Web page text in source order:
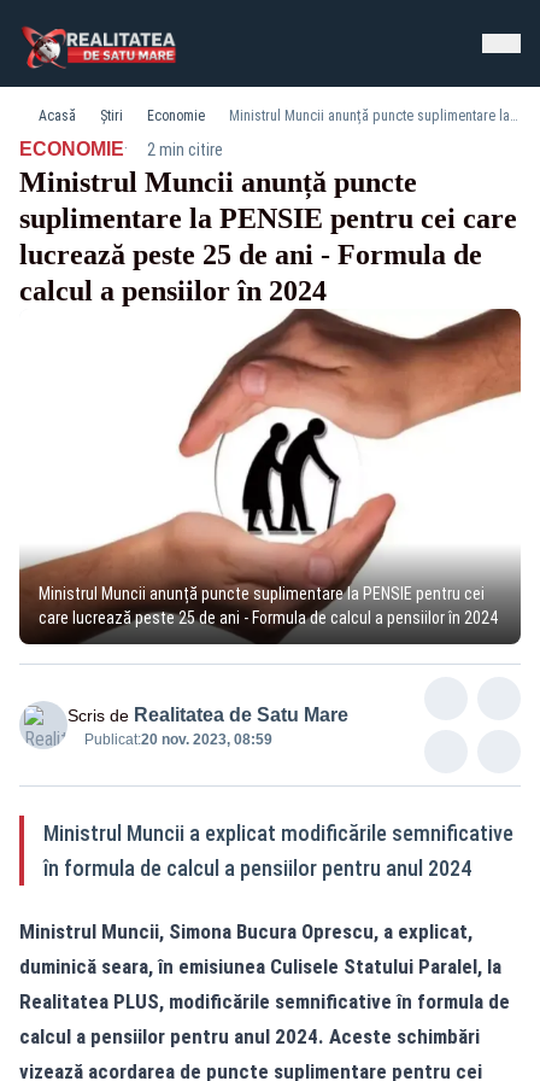
Acasă Știri Economie Ministrul Muncii anunță puncte suplimentare la PENSIE pentru cei care lucrează peste 25 de ani - Formula de calcul a pensiilor în 2024
ECONOMIE· 2 min citire
Ministrul Muncii anunță puncte
suplimentare la PENSIE pentru cei care
lucrează peste 25 de ani - Formula de
calcul a pensiilor în 2024
Ministrul Muncii anunță puncte suplimentare la PENSIE pentru cei
care lucrează peste 25 de ani - Formula de calcul a pensiilor în 2024
Scris de Realitatea de Satu Mare
Publicat:20 nov. 2023, 08:59
Ministrul Muncii a explicat modificările semnificative
în formula de calcul a pensiilor pentru anul 2024
Ministrul Muncii, Simona Bucura Oprescu, a explicat,
duminică seara, în emisiunea Culisele Statului Paralel, la
Realitatea PLUS, modificările semnificative în formula de
calcul a pensiilor pentru anul 2024. Aceste schimbări
vizează acordarea de puncte suplimentare pentru cei